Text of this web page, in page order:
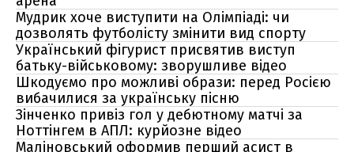
Мудрик хоче виступити на Олімпіаді: чи
дозволять футболісту змінити вид спорту
Український фігурист присвятив виступ
батьку-військовому: зворушливе відео
Шкодуємо про можливі образи: перед Росією
вибачилися за українську пісню
Зінченко привіз гол у дебютному матчі за
Ноттінгем в АПЛ: курйозне відео
Маліновський оформив перший асист в